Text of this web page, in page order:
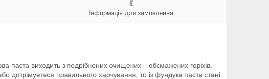
Інформація для замовлення
паста виходить з подрібнених очищених і обсмажених горіхів.
дотрімуетеся правильного харчування, то із фундука паста стані